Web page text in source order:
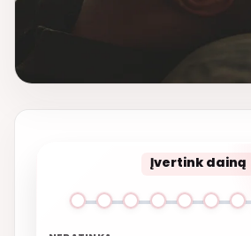
Įvertink dainą